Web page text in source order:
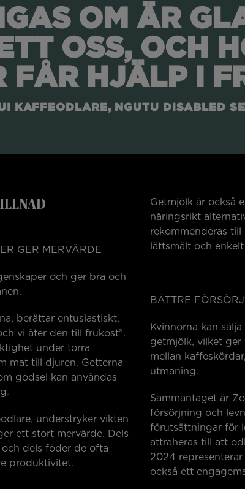
OM ÄR
OSS, OCH
FÅR HJÄLP I
KAFFEODLARE, NGUTU DISABLED
GER MERVÄRDE
och ger bra och
berättar entusiastiskt,
vi äter den till frukost”.
under torra
mat till djuren. Getterna
gödsel kan användas
understryker vikten
ett stort mervärde. Dels
dels föder de ofta
produktivitet.
Getmjölk är också
näringsrikt
rekommenderas
lättsmält och
BÄTTRE
Kvinnorna kan
getmjölk, vilket
mellan
utmaning.
Sammantaget är
försörjning och
förutsättningar för
attraheras till att
2024
också ett